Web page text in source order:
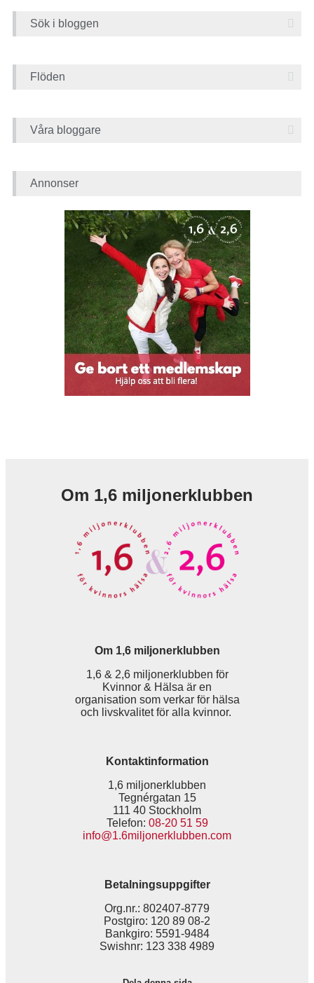
Sök i bloggen
Flöden
Våra bloggare
Annonser
Om 1,6 miljonerklubben
Om 1,6 miljonerklubben
1,6 & 2,6 miljonerklubben för
Kvinnor & Hälsa är en
organisation som verkar för hälsa
och livskvalitet för alla kvinnor.
Kontaktinformation
1,6 miljonerklubben
Tegnérgatan 15
111 40 Stockholm
Telefon: 08-20 51 59
info@1.6miljonerklubben.com
Betalningsuppgifter
Org.nr.: 802407-8779
Postgiro: 120 89 08-2
Bankgiro: 5591-9484
Swishnr: 123 338 4989